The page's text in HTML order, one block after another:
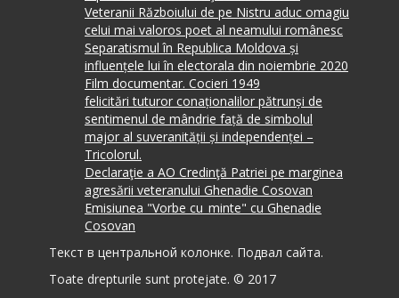
Veteranii Războiului de pe Nistru aduc omagiu
celui mai valoros poet al neamului românesc
Separatismul în Republica Moldova și
influențele lui în electorala din noiembrie 2020
Film documentar. Cocieri 1949
felicitări tuturor conaționalilor pătrunși de
sentimenul de mândrie față de simbolul
major al suveranității și independenței –
Tricolorul.
Declaraţie a AO Credinţă Patriei pe marginea
agresării veteranului Ghenadie Cosovan
Emisiunea "Vorbe cu_minte" cu Ghenadie
Cosovan
Текст в центральной колонке. Подвал сайта.
Toate drepturile sunt protejate. © 2017